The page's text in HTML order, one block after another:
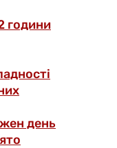
години
день